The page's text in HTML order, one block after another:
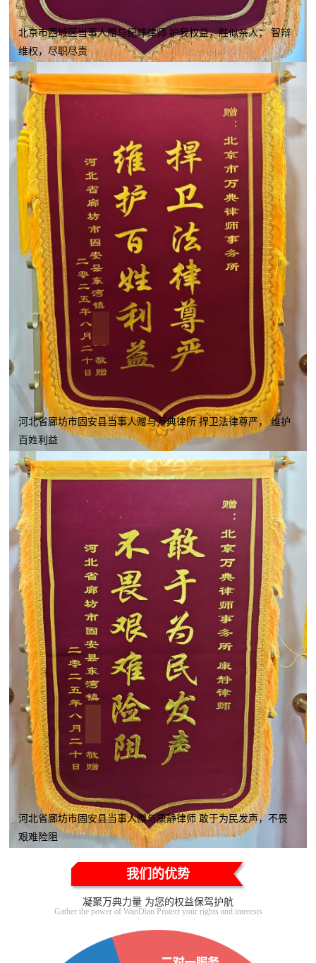
北京市西城区当事人赠与纪峥律师 护我权益，胜似亲人； 智辩
维权，尽职尽责
河北省廊坊市固安县当事人赠与万典律所 捍卫法律尊严， 维护
百姓利益
河北省廊坊市固安县当事人赠与康静律师 敢于为民发声，不畏
艰难险阻
我们的优势
凝聚万典力量 为您的权益保驾护航
Gather the power of WanDian Protect your rights and interests